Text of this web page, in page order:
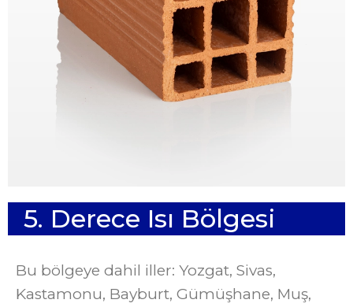
5. Derece Isı Bölgesi
Bu bölgeye dahil iller: Yozgat, Sivas,
Kastamonu, Bayburt, Gümüşhane, Muş,